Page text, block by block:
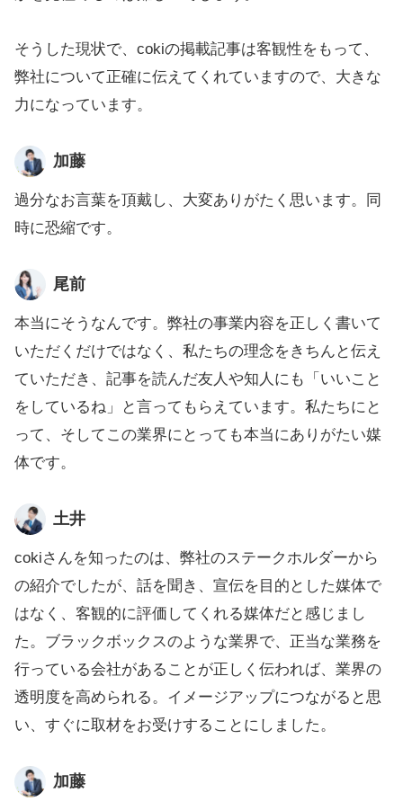
そうした現状で、cokiの掲載記事は客観性をもって、
弊社について正確に伝えてくれていますので、大きな
力になっています。
加藤
過分なお言葉を頂戴し、大変ありがたく思います。同
時に恐縮です。
尾前
本当にそうなんです。弊社の事業内容を正しく書いて
いただくだけではなく、私たちの理念をきちんと伝え
ていただき、記事を読んだ友人や知人にも「いいこと
をしているね」と言ってもらえています。私たちにと
って、そしてこの業界にとっても本当にありがたい媒
体です。
土井
cokiさんを知ったのは、弊社のステークホルダーから
の紹介でしたが、話を聞き、宣伝を目的とした媒体で
はなく、客観的に評価してくれる媒体だと感じまし
た。ブラックボックスのような業界で、正当な業務を
行っている会社があることが正しく伝われば、業界の
透明度を高められる。イメージアップにつながると思
い、すぐに取材をお受けすることにしました。
加藤